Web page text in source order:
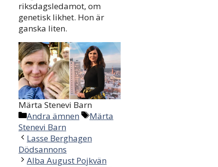
riksdagsledamot, om
genetisk likhet. Hon är
ganska liten.
Märta Stenevi Barn
Categories
Andra ämnen Tags
Märta
Stenevi Barn
Lasse Berghagen
Dödsannons
Alba August Pojkvän